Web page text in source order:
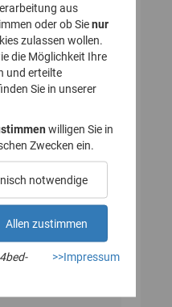
der
dass sich der
um einige
aus
oder ob Sienur
zulassen wollen.
die Möglichkeit Ihre
und erteilte
Sie in unserer
willigen Sie in
Zwecken ein.
notwendige
Allen zustimmen
>>Impressum